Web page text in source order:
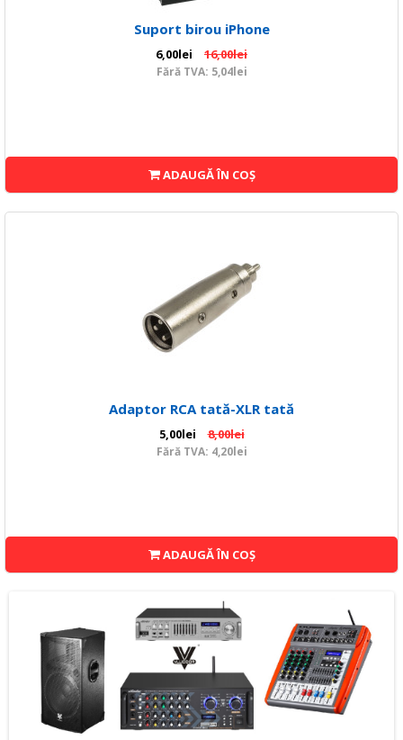
Suport birou iPhone
6,00lei 16,00lei
Fără TVA: 5,04lei
ADAUGĂ ÎN COŞ
Adaptor RCA tată-XLR tată
5,00lei 8,00lei
Fără TVA: 4,20lei
ADAUGĂ ÎN COŞ